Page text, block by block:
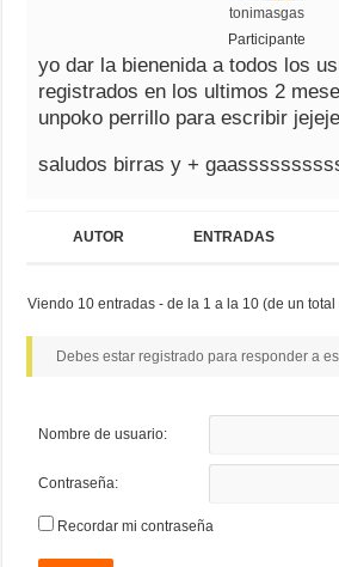
tonimasgas
Participante
yo dar la bienenida a todos los
registrados en los ultimos 2
unpoko perrillo para escribir jejeje
saludos birras y +
AUTOR ENTRADAS
Viendo 10 entradas - de la 1 a la 10 (de un total
Debes estar registrado para responder a
Nombre de usuario:
Contraseña:
Recordar mi contraseña